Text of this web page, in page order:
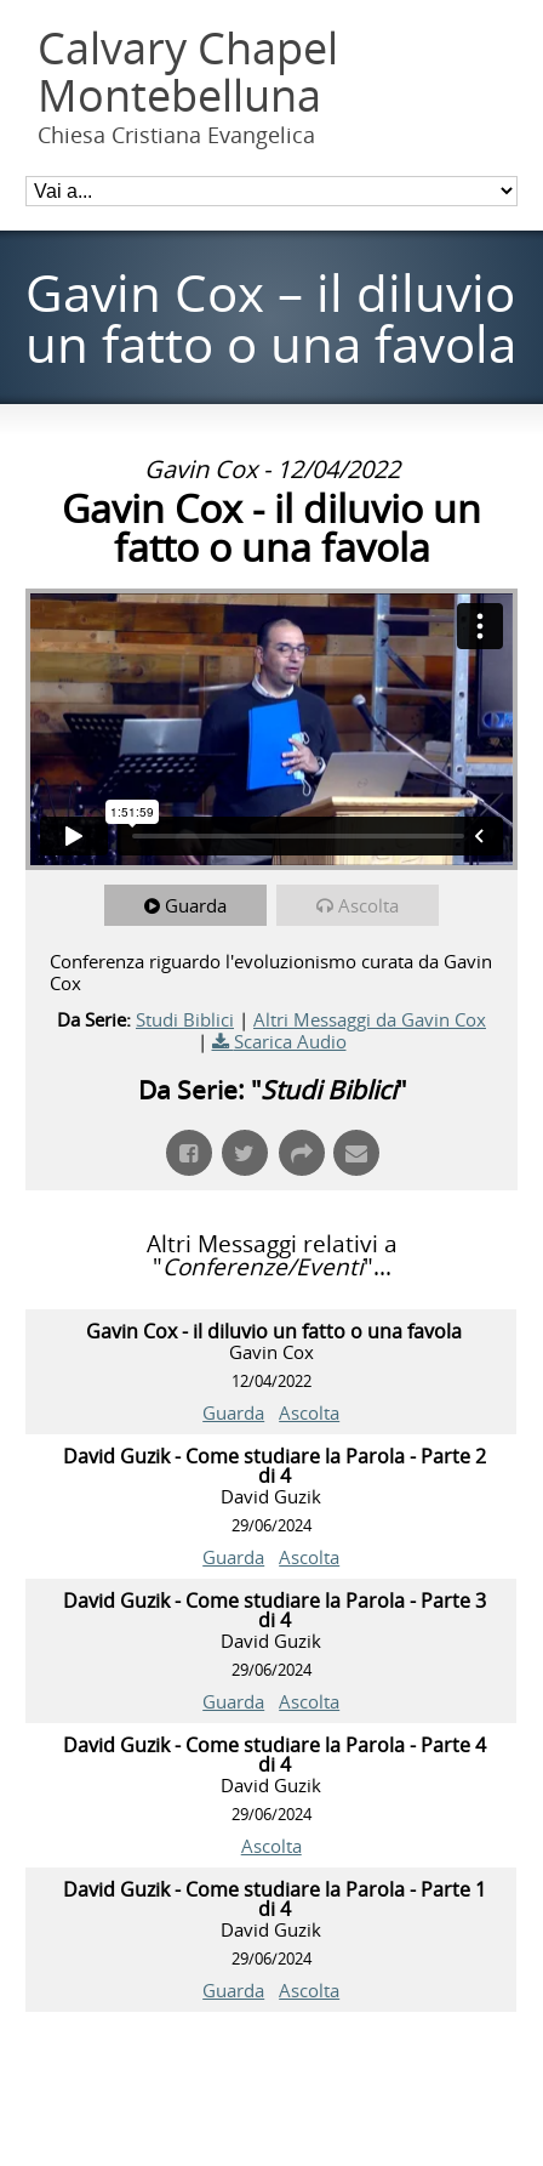
Calvary Chapel
Montebelluna
Chiesa Cristiana Evangelica
Gavin Cox – il diluvio
un fatto o una favola
Gavin Cox - 12/04/2022
Gavin Cox - il diluvio un
fatto o una favola
Guarda Ascolta
Conferenza riguardo l'evoluzionismo curata da Gavin
Cox
Da Serie: Studi Biblici | Altri Messaggi da Gavin Cox
|
Scarica Audio
Da Serie: "Studi Biblici"
Altri Messaggi relativi a
"Conferenze/Eventi"...
Gavin Cox - il diluvio un fatto o una favola
Gavin Cox
12/04/2022
Guarda Ascolta
David Guzik - Come studiare la Parola - Parte 2
di 4
David Guzik
29/06/2024
Guarda Ascolta
David Guzik - Come studiare la Parola - Parte 3
di 4
David Guzik
29/06/2024
Guarda Ascolta
David Guzik - Come studiare la Parola - Parte 4
di 4
David Guzik
29/06/2024
Ascolta
David Guzik - Come studiare la Parola - Parte 1
di 4
David Guzik
29/06/2024
Guarda Ascolta